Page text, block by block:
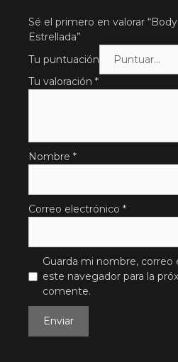
Sé el primero en valorar
Estrellada”
Tu puntuación
Tu valoración *
Nombre *
Correo electrónico *
Guarda mi nombre,
este navegador para la
comente.